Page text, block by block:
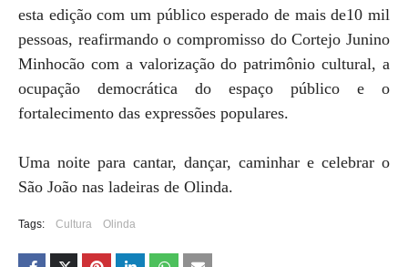
esta edição com um público esperado de mais de10 mil
pessoas, reafirmando o compromisso do Cortejo Junino
Minhocão com a valorização do patrimônio cultural, a
ocupação democrática do espaço público e o
fortalecimento das expressões populares.
Uma noite para cantar, dançar, caminhar e celebrar o
São João nas ladeiras de Olinda.
Tags: Cultura Olinda